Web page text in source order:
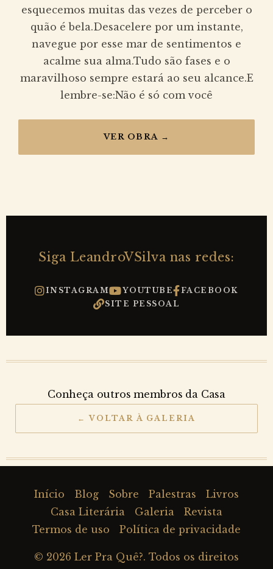
esquecemos muitas das vezes de perceber o
quão é bela.Desacelere por um instante,
navegue por esse mar de sentimentos e
acalme sua alma.Tudo são fases e o
maravilhoso sempre estará ao seu alcance.E
lembre-se:Não é só com você
VER OBRA →
Siga LeandroVSilva nas redes:
INSTAGRAM YOUTUBE
FACEBOOK
SITE PESSOAL
Conheça outros membros da Casa
← VOLTAR À GALERIA
Início Blog Sobre Palestras
Livros
Casa Literária
Galeria
Revista
Termos de uso
Política de privacidade
© 2026 Ler Pra Quê?. Todos os direitos